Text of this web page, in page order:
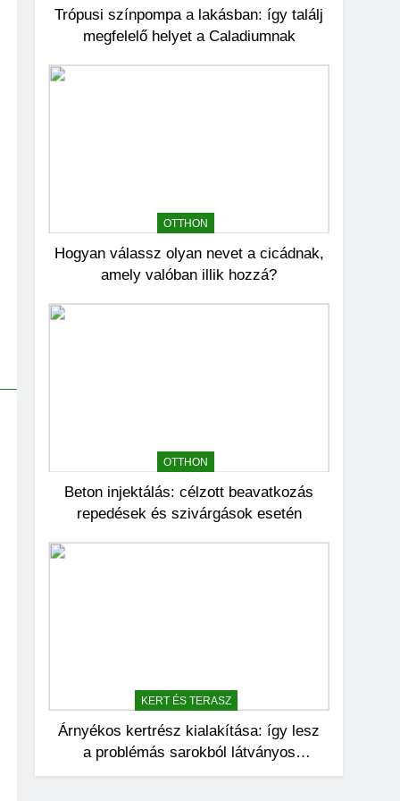
ásni kezdesz
KERT ÉS TERASZ
Karbamid a
látványos, mégis
könnyen fenntartható
udvart
KERT ÉS TERASZ
8
Szorbitol: Hatások,
Trópusi színpompa a lakásban: így találj
megfelelő helyet a Caladiumnak
OTTHON
Hogyan válassz olyan nevet a cicádnak,
amely valóban illik hozzá?
OTTHON
Beton injektálás: célzott beavatkozás
repedések és szivárgások esetén
KERT ÉS TERASZ
Árnyékos kertrész kialakítása: így lesz
a problémás sarokból látványos
pihenőhely